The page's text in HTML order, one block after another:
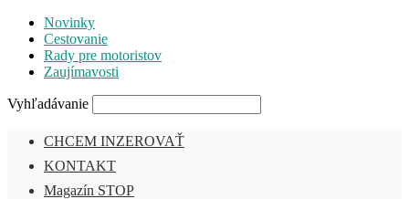
Novinky
Cestovanie
Rady pre motoristov
Zaujímavosti
Vyhľadávanie
CHCEM INZEROVAŤ
KONTAKT
Magazín STOP